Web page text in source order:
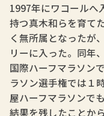
1997年にワコールへ
持つ真木和らを育て
く無所属となったが
リーに入った。同年
国際ハーフマラソン
ラソン選手権では１
屋ハーフマラソンで
結果を残したことか